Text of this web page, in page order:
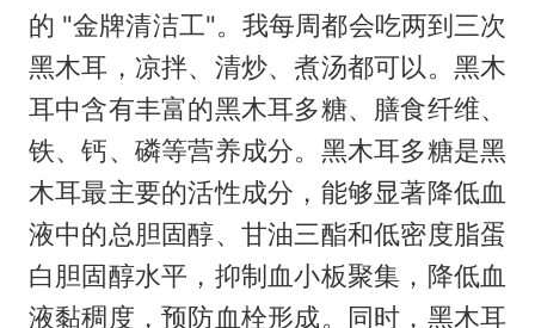
的 "金牌清洁工"。我每周都会吃两到三次
黑木耳，凉拌、清炒、煮汤都可以。黑木
耳中含有丰富的黑木耳多糖、膳食纤维、
铁、钙、磷等营养成分。黑木耳多糖是黑
木耳最主要的活性成分，能够显著降低血
液中的总胆固醇、甘油三酯和低密度脂蛋
白胆固醇水平，抑制血小板聚集，降低血
液黏稠度，预防血栓形成。同时，黑木耳